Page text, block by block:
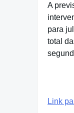
A
para
total
Link